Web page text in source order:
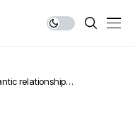
relationship